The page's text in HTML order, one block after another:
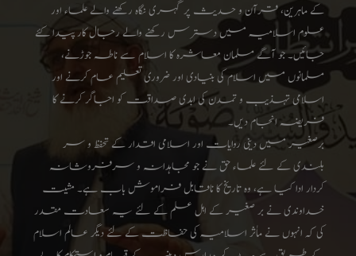
کے ماہرین، قرآن و حدیث پر گہری نگاہ رکھنے والے علماء اور
علوم اسلامیہ میں دسترس رکھنے والے رجال کار پیدا کئے
جائیں۔ جو آگے مسلمان معاشرہ کا اسلام سے ناطہ جوڑنے،
مسلمانوں میں اسلام کی بنیادی اور ضروری تعلیم عام کرنے اور
اسلامی تہذیب و تمدن کی ابدی صداقت کو اجاگر کرنے کا
فریضہ انجام دیں۔
برصغیر میں دینی روایات اور اسلامی اقدار کے تحفظ و سر
بلندی کے لئے علماء حق نے جو مجاہدانہ و سرفروشانہ
کردار ادا کیا ہے، وہ تاریخ کا ناقابل فراموش باب ہے۔ مشیت
خداوندی نے بر صغیر کے اہل علم کے لئے یہ سعادت مقدر
کی کہ انہوں نے ماٰثر اسلامیہ کی حفاظت کے لئے دیگر عالم اسلام